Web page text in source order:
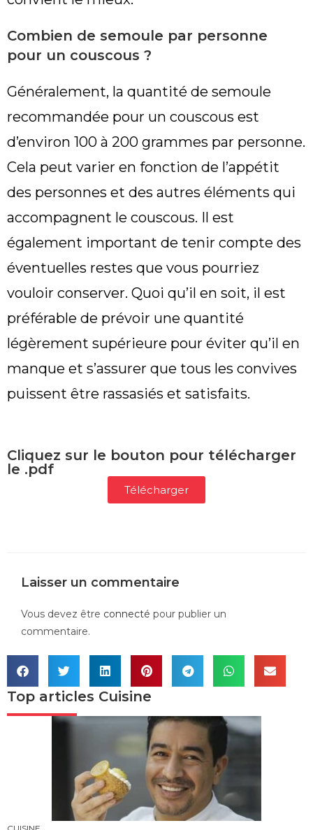
Combien de semoule par personne
pour un couscous ?
Généralement, la quantité de semoule
recommandée pour un couscous est
d’environ 100 à 200 grammes par personne.
Cela peut varier en fonction de l’appétit
des personnes et des autres éléments qui
accompagnent le couscous. Il est
également important de tenir compte des
éventuelles restes que vous pourriez
vouloir conserver. Quoi qu’il en soit, il est
préférable de prévoir une quantité
légèrement supérieure pour éviter qu’il en
manque et s’assurer que tous les convives
puissent être rassasiés et satisfaits.
Cliquez sur le bouton pour télécharger
le .pdf
Télécharger
Laisser un commentaire
Vous devez être connecté pour publier un
commentaire.
Top articles Cuisine